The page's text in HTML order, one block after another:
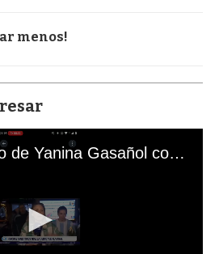
menos!
El mal momento de Yanina Gasañol con un hincha argentino en "Subrayado"